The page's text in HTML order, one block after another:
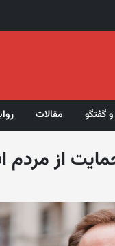
گفتگو مقالات
از